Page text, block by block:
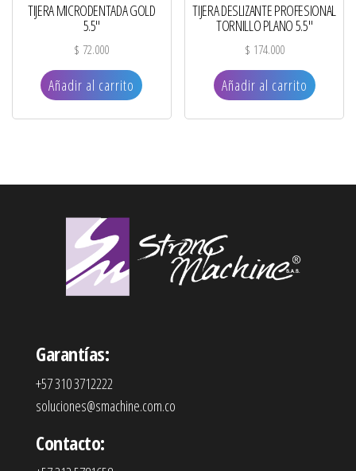
TIJERA MICRODENTADA GOLD
5.5″
$ 72.000
Añadir al carrito
TIJERA DESLIZANTE PROFESIONAL
TORNILLO PLANO 5.5″
$ 174.000
Añadir al carrito
Garantías:
+57 310 3712222
soluciones@smachine.com.co
Contacto: